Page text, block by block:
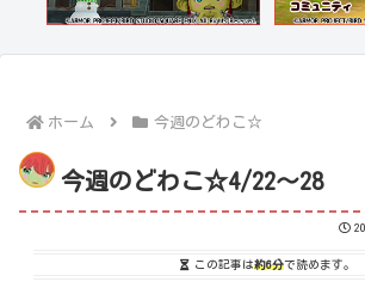
ホーム 今週のどわこ☆
今週のどわこ☆4/22～28
この記事は約6分で読めます。